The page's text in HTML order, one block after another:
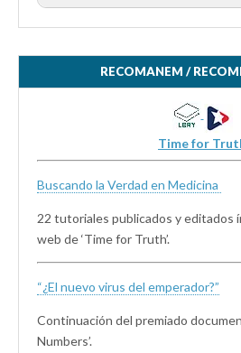
RECOMANEM /
Time for
Buscando la Verdad en Medicina
22 tutoriales publicados y editados
web de ‘Time for Truth’.
“¿El nuevo virus del emperador?”
Continuación del premiado
Numbers’.